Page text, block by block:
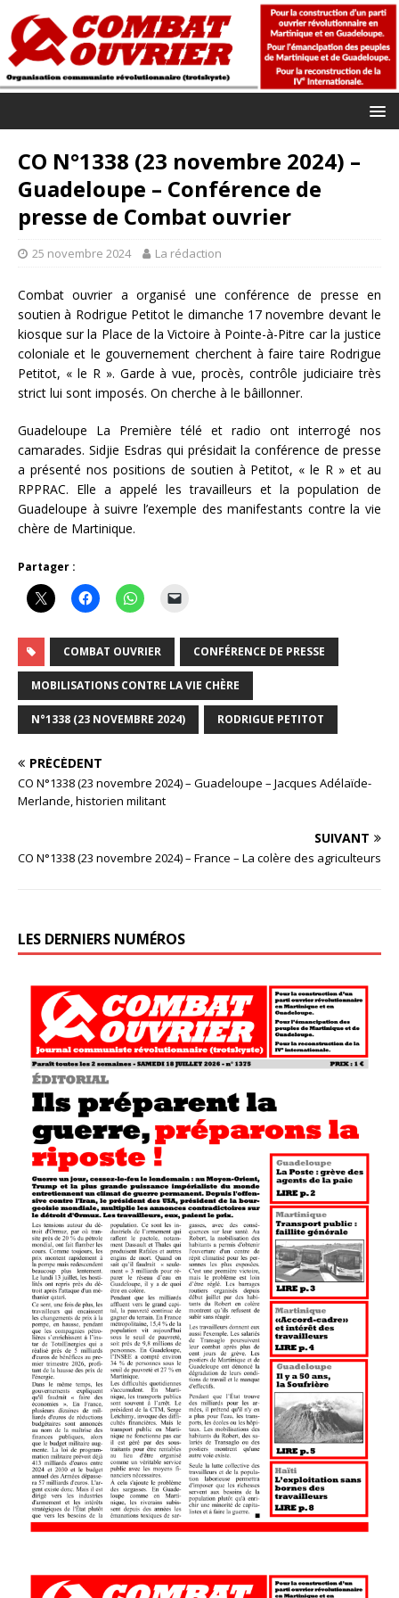
CO N°1338 (23 novembre 2024) –
Guadeloupe – Conférence de
presse de Combat ouvrier
25 novembre 2024 La rédaction
Combat ouvrier a organisé une conférence de presse en
soutien à Rodrigue Petitot le dimanche 17 novembre devant le
kiosque sur la Place de la Victoire à Pointe-à-Pitre car la justice
coloniale et le gouvernement cherchent à faire taire Rodrigue
Petitot, « le R ». Garde à vue, procès, contrôle judiciaire très
strict lui sont imposés. On cherche à le bâillonner.
Guadeloupe La Première télé et radio ont interrogé nos
camarades. Sidjie Esdras qui présidait la conférence de presse
a présenté nos positions de soutien à Petitot, « le R » et au
RPPRAC. Elle a appelé les travailleurs et la population de
Guadeloupe à suivre l’exemple des manifestants contre la vie
chère de Martinique.
Partager :
COMBAT OUVRIER CONFÉRENCE DE PRESSE
MOBILISATIONS CONTRE LA VIE CHÈRE
N°1338 (23 NOVEMBRE 2024) RODRIGUE PETITOT
PRÉCÉDENT
CO N°1338 (23 novembre 2024) – Guadeloupe – Jacques Adélaïde-
Merlande, historien militant
SUIVANT
CO N°1338 (23 novembre 2024) – France – La colère des agriculteurs
LES DERNIERS NUMÉROS